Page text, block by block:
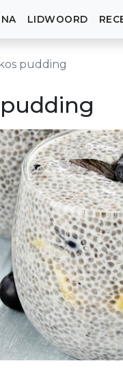
LIDWOORD
pudding